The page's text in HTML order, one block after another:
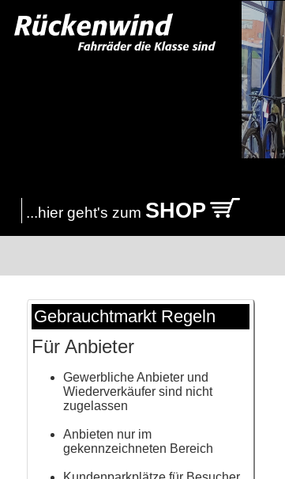
...hier geht's zum SHOP
Gebrauchtmarkt Regeln
Für Anbieter
Gewerbliche Anbieter und
Wiederverkäufer sind nicht
zugelassen
Anbieten nur im
gekennzeichneten Bereich